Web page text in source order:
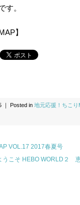
す。
】
｜ Posted in 地元応援！ちこり
VOL.17 2017春夏号
うこそ HEBO WORLD２